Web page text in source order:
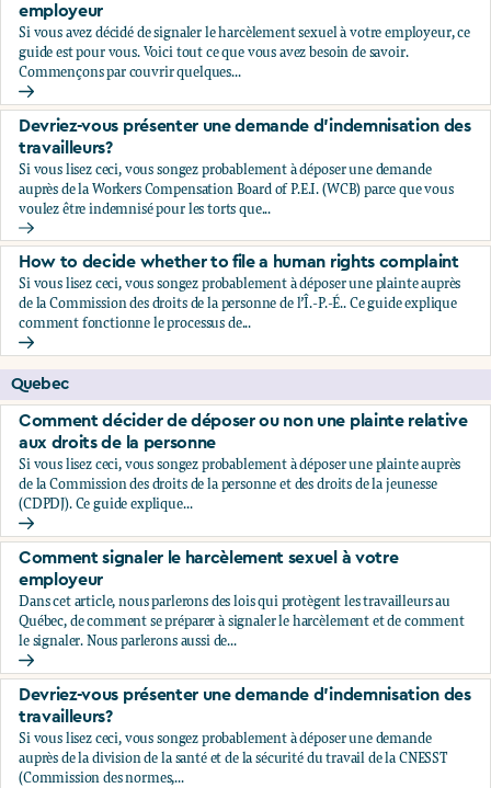
employeur
Si vous avez décidé de signaler le harcèlement sexuel à votre employeur, ce
guide est pour vous. Voici tout ce que vous avez besoin de savoir.
Commençons par couvrir quelques...
Comment signaler le harcèlement sexuel à votre employeur
Devriez-vous présenter une demande d’indemnisation des
travailleurs?
Si vous lisez ceci, vous songez probablement à déposer une demande
auprès de la Workers Compensation Board of P.E.I. (WCB) parce que vous
voulez être indemnisé pour les torts que...
Devriez-vous présenter une demande d’indemnisation des
How to decide whether to file a human rights complaint
Si vous lisez ceci, vous songez probablement à déposer une plainte auprès
de la Commission des droits de la personne de l’Î.-P.-É.. Ce guide explique
comment fonctionne le processus de...
How to decide whether to file a human rights complaint
Quebec
Comment décider de déposer ou non une plainte relative
aux droits de la personne
Si vous lisez ceci, vous songez probablement à déposer une plainte auprès
de la Commission des droits de la personne et des droits de la jeunesse
(CDPDJ). Ce guide explique...
Comment décider de déposer ou non une plainte relative
Comment signaler le harcèlement sexuel à votre
employeur
Dans cet article, nous parlerons des lois qui protègent les travailleurs au
Québec, de comment se préparer à signaler le harcèlement et de comment
le signaler. Nous parlerons aussi de...
Comment signaler le harcèlement sexuel à votre employeur
Devriez-vous présenter une demande d’indemnisation des
travailleurs?
Si vous lisez ceci, vous songez probablement à déposer une demande
auprès de la division de la santé et de la sécurité du travail de la CNESST
(Commission des normes,...